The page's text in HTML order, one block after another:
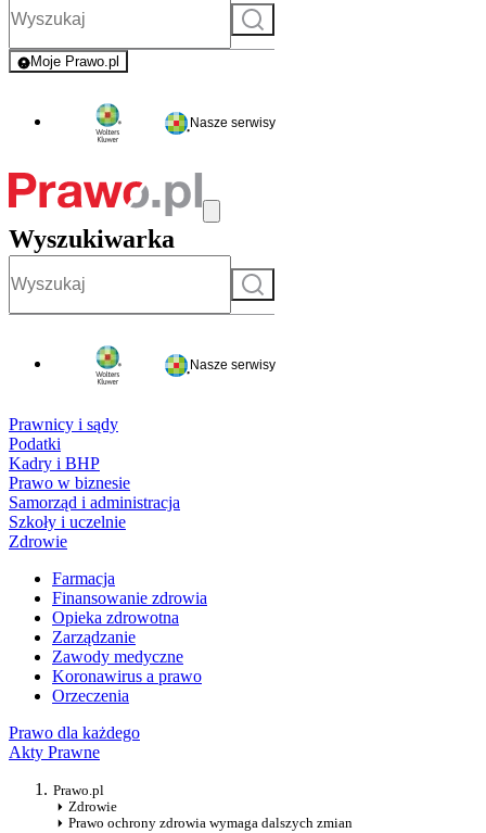
Szukaj
Moje Prawo.pl
- rejestracja i logowanie do serwisu
Nasze serwisy
Wyszukiwarka
Szukaj
Nasze serwisy
Prawnicy i sądy
Podatki
Kadry i BHP
Prawo w biznesie
Samorząd i administracja
Szkoły i uczelnie
Zdrowie
Farmacja
Finansowanie zdrowia
Opieka zdrowotna
Zarządzanie
Zawody medyczne
Koronawirus a prawo
Orzeczenia
Prawo dla każdego
Akty Prawne
Prawo.pl
Zdrowie
Prawo ochrony zdrowia wymaga dalszych zmian